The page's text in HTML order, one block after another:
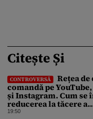
Citește Și
CONTROVERSĂ
Rețea
comandă pe
și Instagram. Cum se
reducerea la tăcere a
investigațiilor de presă
19:50